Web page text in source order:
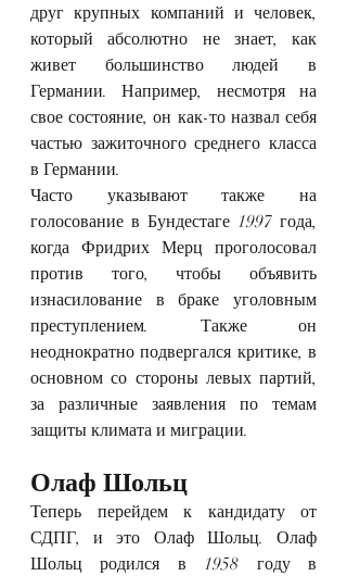
друг крупных компаний и человек,
который абсолютно не знает, как
живет большинство людей в
Германии. Например, несмотря на
свое состояние, он как-то назвал себя
частью зажиточного среднего класса
в Германии.
Часто указывают также на
голосование в Бундестаге 1997 года,
когда Фридрих Мерц проголосовал
против того, чтобы объявить
изнасилование в браке уголовным
преступлением. Также он
неоднократно подвергался критике, в
основном со стороны левых партий,
за различные заявления по темам
защиты климата и миграции.
Олаф Шольц
Теперь перейдем к кандидату от
СДПГ, и это Олаф Шольц. Олаф
Шольц родился в 1958 году в